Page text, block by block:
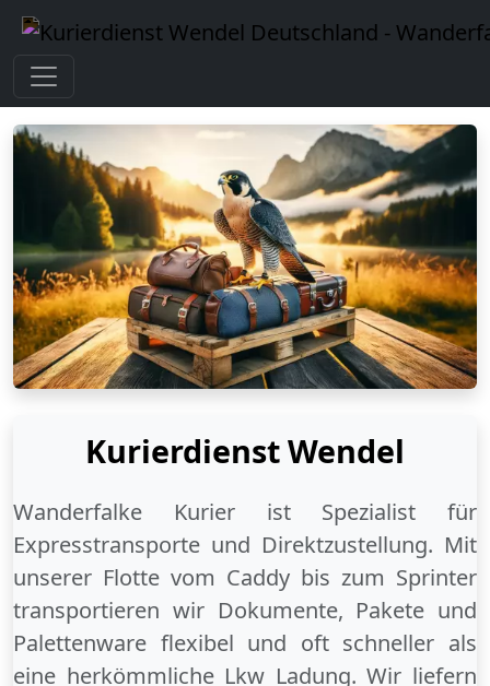
Kurierdienst Wendel
Wanderfalke Kurier ist Spezialist für
Expresstransporte und Direktzustellung. Mit
unserer Flotte vom Caddy bis zum Sprinter
transportieren wir Dokumente, Pakete und
Palettenware flexibel und oft schneller als
eine herkömmliche Lkw Ladung. Wir liefern